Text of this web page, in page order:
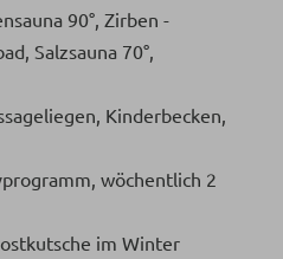
90°, Zirben -
Salzsauna 70°,
Kinderbecken,
wöchentlich 2
im Winter